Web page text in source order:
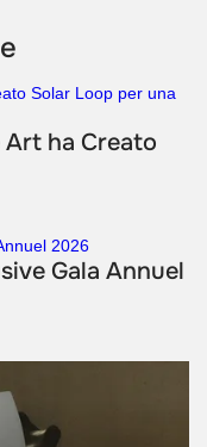
Art ha Creato
Gala Annuel